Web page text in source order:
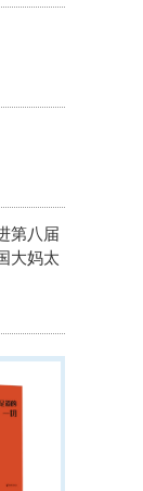
第八届
大妈太